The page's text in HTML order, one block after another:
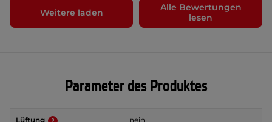
Weitere laden
Alle Bewertungen
lesen
Parameter des Produktes
Lüftung nein